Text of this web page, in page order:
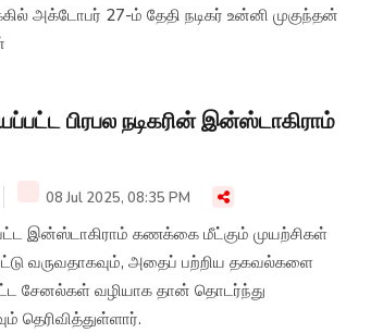
அக்டோபர் 27-ம் தேதி நடிகர் உன்னி முகுந்தன்
பிரபல நடிகரின் இன்ஸ்டாகிராம்
08 Jul 2025, 08:35 PM
இன்ஸ்டாகிராம் கணக்கை மீட்கும் முயற்சிகள்
வருவதாகவும், அதைப் பற்றிய தகவல்களை
சேனல்கள் வழியாக தான் தொடர்ந்து
தெரிவித்துள்ளார்.